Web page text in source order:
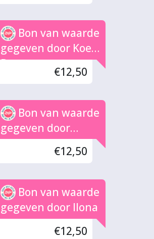
Bon van waarde
gegeven door Koen
Berenpas
€12,50
Bon van waarde
gegeven door
David
€12,50
Bon van waarde
gegeven door Ilona
€12,50